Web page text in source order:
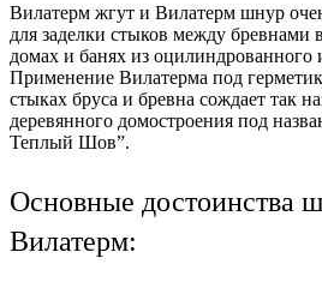
Вилатерм жгут и Вилатерм шнур
для заделки стыков между бревнами
домах и банях из оцилиндрованного
Применение Вилатерма под
стыках бруса и бревна сождает так
деревянного домостроения под
Теплый Шов”.
Основные достоинства
Вилатерм: